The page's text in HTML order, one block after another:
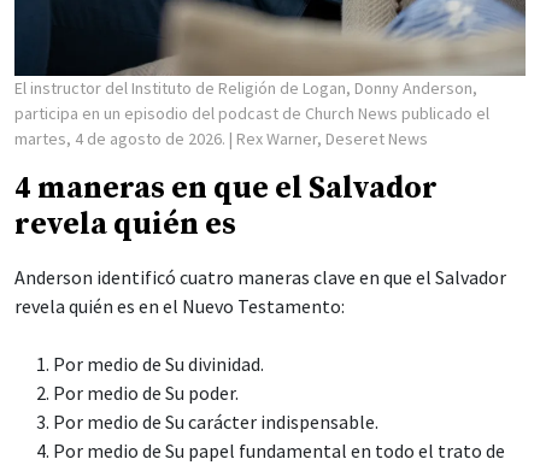
El instructor del Instituto de Religión de Logan, Donny Anderson,
participa en un episodio del podcast de Church News publicado el
martes, 4 de agosto de 2026. | Rex Warner, Deseret News
4 maneras en que el Salvador
revela quién es
Anderson identificó cuatro maneras clave en que el Salvador
revela quién es en el Nuevo Testamento:
Por medio de Su divinidad.
Por medio de Su poder.
Por medio de Su carácter indispensable.
Por medio de Su papel fundamental en todo el trato de